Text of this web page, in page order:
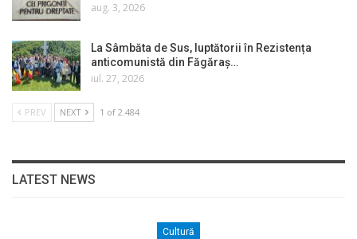
aug. 3, 2026
La Sâmbăta de Sus, luptătorii în Rezistența
anticomunistă din Făgăraș…
iul. 27, 2026
PREV NEXT 1 of 2.484
LATEST NEWS
Cultură